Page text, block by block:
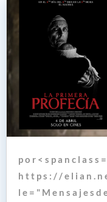
p o r < s p a n c l a s s
h t t p s : / / e l i a n .
l e = " M e n s a j e s d